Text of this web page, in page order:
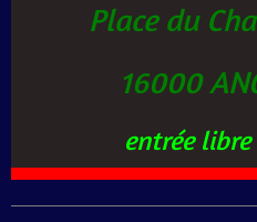
Place du
16000
entrée libre